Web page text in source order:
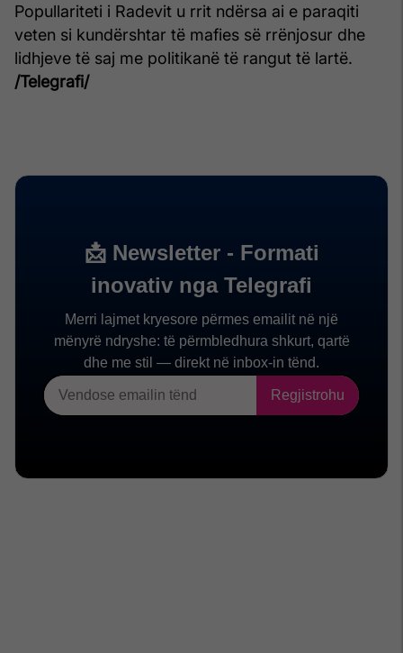
Popullariteti i Radevit u rrit ndërsa ai e paraqiti
veten si kundërshtar të mafies së rrënjosur dhe
lidhjeve të saj me politikanë të rangut të lartë.
/Telegrafi/